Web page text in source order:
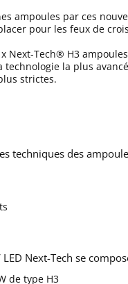
ampoules par ces
pour les feux de
Next-Tech® H3
technologie la plus
strictes.
techniques des
Next-Tech se
de type H3